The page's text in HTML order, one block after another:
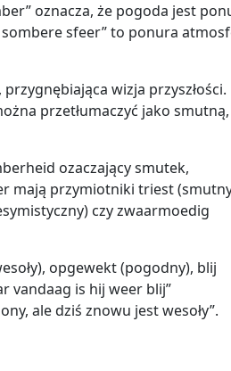
oznacza, że pogoda jest
sfeer” to ponura
wizja przyszłości.
przetłumaczyć jako
ozaczający smutek,
mają przymiotniki triest
czy zwaarmoedig
opgewekt (pogodny), blij
vandaag is hij weer blij”
ale dziś znowu jest wesoły”.